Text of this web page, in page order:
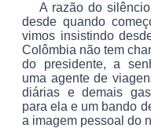
A razão do silêncio
desde quando
vimos insistindo
Colômbia não tem
do presidente, a
uma agente de
diárias e demais
para ela e um bando
a imagem pessoal do